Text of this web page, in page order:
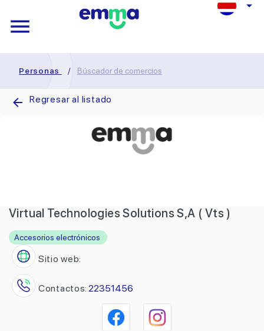
Personas / Búscador de comercios
Regresar al listado
Virtual Technologies Solutions S,A ( Vts )
Accesorios electrónicos
Sitio web:
Contactos: 22351456